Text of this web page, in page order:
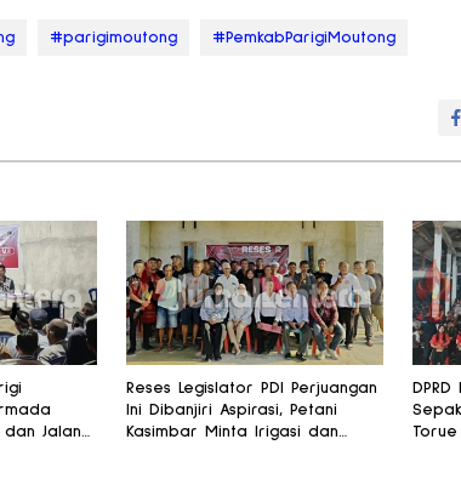
#parigimoutong #PemkabParigiMoutong
dan Jalan
Reses Legislator PDI Perjuangan
Ini Dibanjiri Aspirasi, Petani
Kasimbar Minta Irigasi dan
Torue